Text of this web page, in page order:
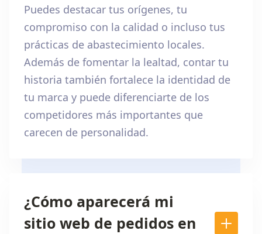
Puedes destacar tus orígenes, tu
compromiso con la calidad o incluso tus
prácticas de abastecimiento locales.
Además de fomentar la lealtad, contar tu
historia también fortalece la identidad de
tu marca y puede diferenciarte de los
competidores más importantes que
carecen de personalidad.
¿Cómo aparecerá mi
sitio web de pedidos en